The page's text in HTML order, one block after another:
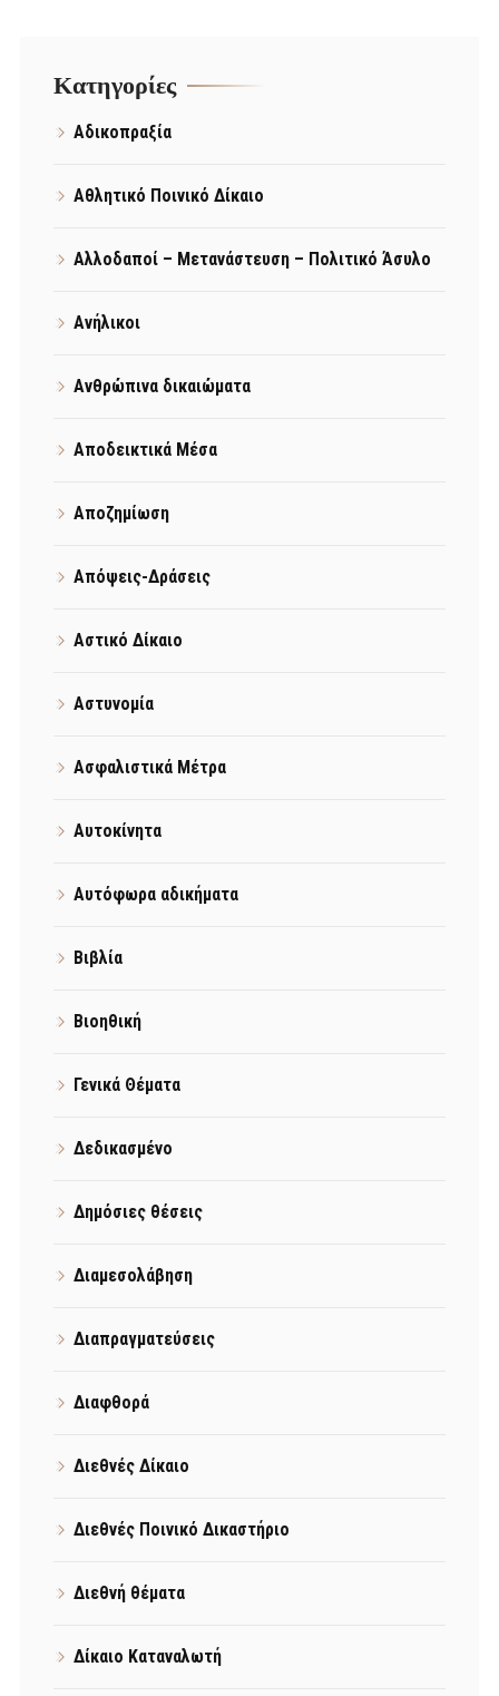
Kατηγορίες
Αδικοπραξία
Αθλητικό Ποινικό Δίκαιο
Αλλοδαποί – Μετανάστευση – Πολιτικό Άσυλο
Ανήλικοι
Ανθρώπινα δικαιώματα
Αποδεικτικά Μέσα
Αποζημίωση
Απόψεις-Δράσεις
Αστικό Δίκαιο
Αστυνομία
Ασφαλιστικά Μέτρα
Αυτοκίνητα
Αυτόφωρα αδικήματα
Βιβλία
Βιοηθική
Γενικά Θέματα
Δεδικασμένο
Δημόσιες θέσεις
Διαμεσολάβηση
Διαπραγματεύσεις
Διαφθορά
Διεθνές Δίκαιο
Διεθνές Ποινικό Δικαστήριο
Διεθνή θέματα
Δίκαιο Καταναλωτή